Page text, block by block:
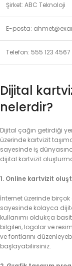
Şirket: ABC Teknoloji
E-posta:
Telefon: 555 123 4567
Dijital
nelerdir?
Dijital çağın getirdiği
üzerinde kartvizit
sayesinde iş
dijital kartvizit
1. Online kartvizit
İnternet üzerinde
sayesinde kolayca
kullanımı oldukça
bilgileri, logolar ve
ve fontlarını
başlayabilirsiniz.